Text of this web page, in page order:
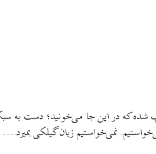
شده که در این جا می‌خونید؛ دست
نمی‌خواستیم زبان گیلکی بمیرد.…